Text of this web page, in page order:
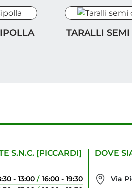
TARALLI
S.N.C. [PICCARDI]
- 13:00
16:00 - 19:30
DOVE
Via